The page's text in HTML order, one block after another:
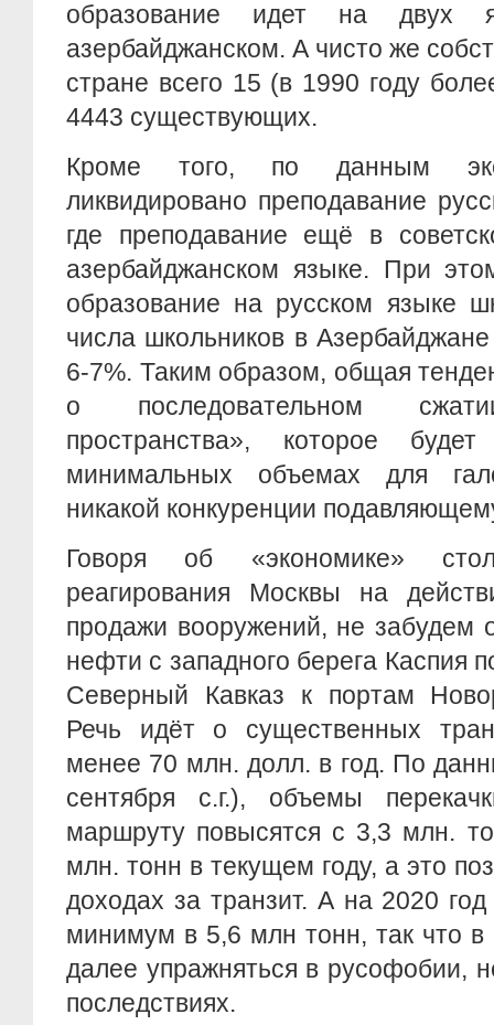
образование идет на двух
азербайджанском. А чисто же
стране всего 15 (в 1990 году
4443 существующих.
Кроме того, по данным
ликвидировано преподавание
где преподавание ещё в
азербайджанском языке. При
образование на русском языке
числа школьников в
6-7%. Таким образом, общая
о последовательном
пространства», которое
минимальных объемах для
никакой конкуренции
Говоря об «экономике»
реагирования Москвы на
продажи вооружений, не забудем
нефти с западного берега Каспия
Северный Кавказ к портам
Речь идёт о существенных
менее 70 млн. долл. в год. По
сентября с.г.), объемы
маршруту повысятся с 3,3 млн.
млн. тонн в текущем году, а это
доходах за транзит. А на 2020 год
минимум в 5,6 млн тонн, так что в
далее упражняться в русофобии,
последствиях.